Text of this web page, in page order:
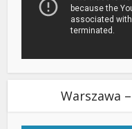
Warszawa